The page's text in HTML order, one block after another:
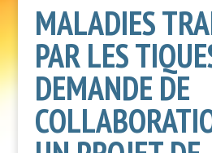
MALADIES
PAR LES
DEMANDE DE